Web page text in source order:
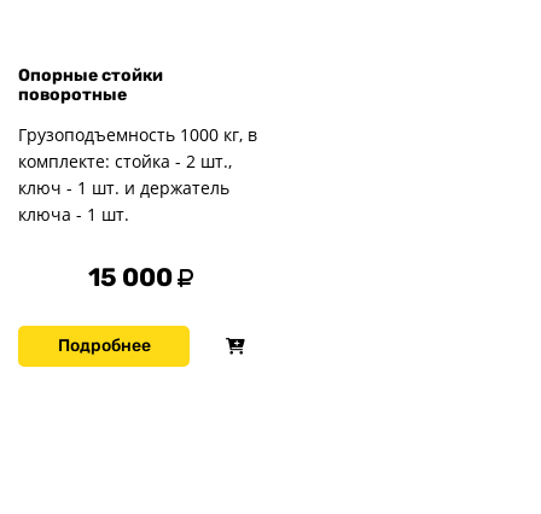
Опорные стойки
поворотные
Грузоподъемность 1000 кг, в
комплекте: стойка - 2 шт.,
ключ - 1 шт. и держатель
ключа - 1 шт.
15 000
Подробнее